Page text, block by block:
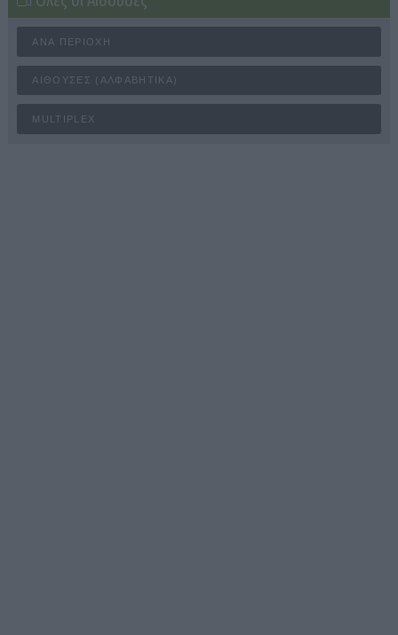
ΑΝΆ ΠΕΡΙΟΧΉ
ΑΊΘΟΥΣΕΣ (ΑΛΦΑΒΗΤΙΚΆ)
MULTIPLEX